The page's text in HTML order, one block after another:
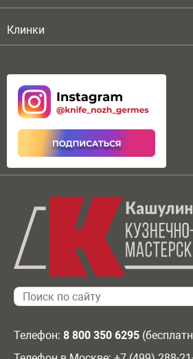
Клинки
Телефон: 8 800 350 6295